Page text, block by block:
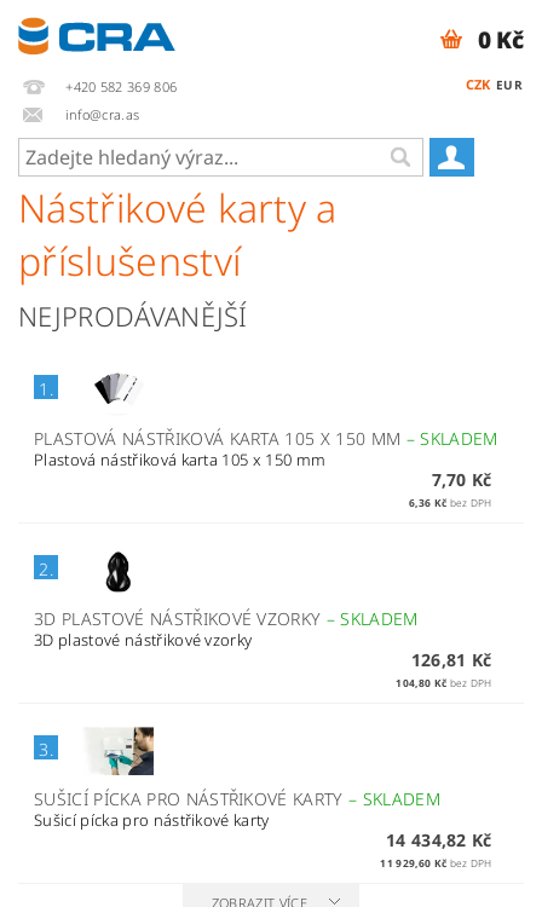
+420 582 369 806
info@cra.as
CZK EUR
0 Kč
Nástřikové karty a
příslušenství
NEJPRODÁVANĚJŠÍ
1.
PLASTOVÁ NÁSTŘIKOVÁ KARTA 105 X 150 MM –SKLADEM
Plastová nástřiková karta 105 x 150 mm
7,70 Kč
6,36 Kč bez DPH
2.
3D PLASTOVÉ NÁSTŘIKOVÉ VZORKY –SKLADEM
3D plastové nástřikové vzorky
126,81 Kč
104,80 Kč bez DPH
3.
SUŠICÍ PÍCKA PRO NÁSTŘIKOVÉ KARTY– SKLADEM
Sušicí pícka pro nástřikové karty
14 434,82 Kč
11 929,60 Kč bez DPH
ZOBRAZIT VÍCE